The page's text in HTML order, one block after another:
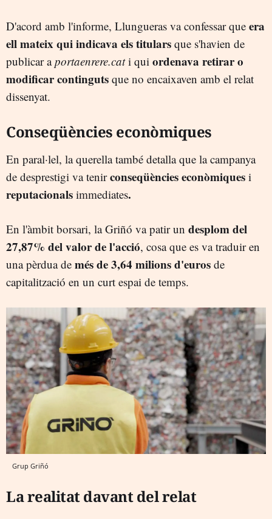
D'acord amb l'informe, Llungueras va confessar que era
ell mateix qui indicava els titulars que s'havien de
publicar aportaenrere.cati qui ordenava retirar o
modificar continguts que no encaixaven amb el relat
dissenyat.
Conseqüències econòmiques
En paral·lel, la querella també detalla que la campanya
de desprestigi va tenirconseqüències econòmiques i
reputacionals immediates.
En l'àmbit borsari, la Griñó va patir un desplom del
27,87% del valor de l'acció, cosa que es va traduir en
una pèrdua de més de 3,64 milions d'euros de
capitalització en un curt espai de temps.
Grup Griñó
La realitat davant del relat